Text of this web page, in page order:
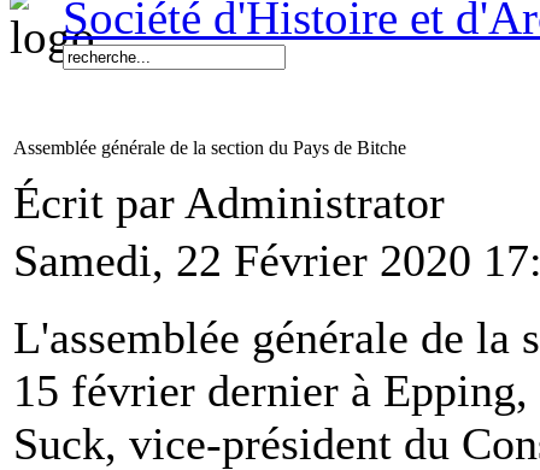
Société d'Histoire et
Assemblée générale de la section du Pays de Bitche
Écrit par Administrator
Samedi, 22 Février 2020
L'assemblée générale de la
15 février dernier à
Suck, vice-président du